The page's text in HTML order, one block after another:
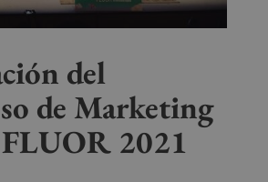
del
de Marketing
2021